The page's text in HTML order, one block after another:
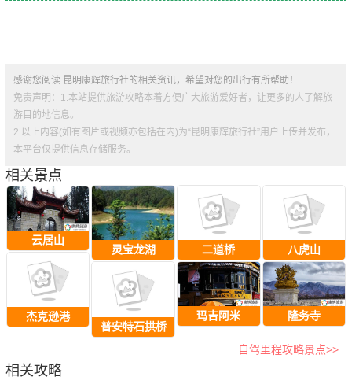
感谢您阅读 昆明康辉旅行社的相关资讯，希望对您的出行有所帮助！
免责声明：1.本站提供旅游攻略本着方便广大旅游爱好者，让更多的人了解旅
游目的地信息。
2.以上内容(如有图片或视频亦包括在内)为“昆明康辉旅行社”用户上传并发布，
本平台仅提供信息存储服务。
相关景点
云居山
杰克逊港
灵宝龙湖
普安特石拱桥
二道桥
玛吉阿米
八虎山
隆务寺
自驾里程攻略景点>>
相关攻略